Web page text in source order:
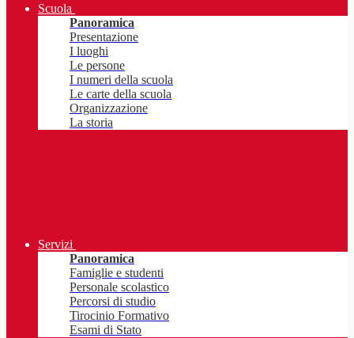
Scuola
Panoramica
Presentazione
I luoghi
Le persone
I numeri della scuola
Le carte della scuola
Organizzazione
La storia
Servizi
Panoramica
Famiglie e studenti
Personale scolastico
Percorsi di studio
Tirocinio Formativo
Esami di Stato